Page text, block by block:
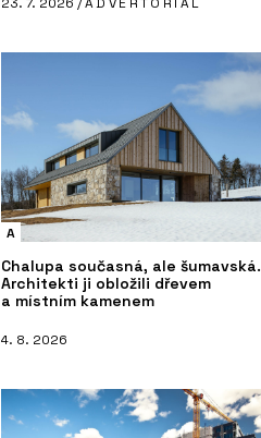
23. 7. 2026 /ADVERTORIAL
A
Chalupa současná, ale šumavská.
Architekti ji obložili dřevem
a místním kamenem
4. 8. 2026